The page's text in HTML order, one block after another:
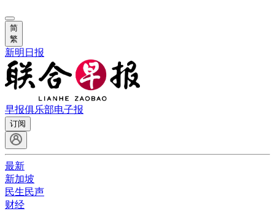
简
繁
新明日报
早报俱乐部电子报
订阅
最新
新加坡
民生民声
财经